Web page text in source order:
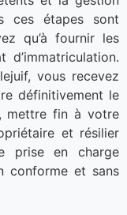
ces étapes sont
qu’à fournir les
vous recevez
définitivement le
mettre fin à votre
et résilier
prise en charge
conforme et sans